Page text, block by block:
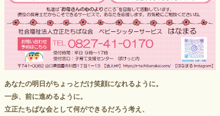
あなたの明日がちょっとだけ笑顔になれるように。
一歩、前に進めるように。
立正たちばな会として何ができるだろう考え、